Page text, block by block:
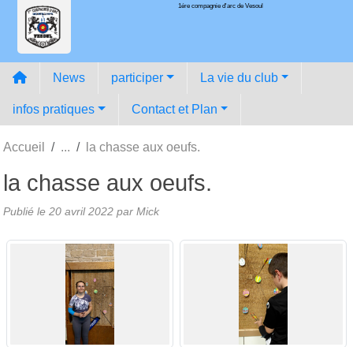
1ére compagnie d'arc de Vesoul
News participer La vie du club
infos pratiques Contact et Plan
Accueil la chasse aux oeufs.
la chasse aux oeufs.
Publié le 20 avril 2022 par Mick
Panneau de gestion des cookies